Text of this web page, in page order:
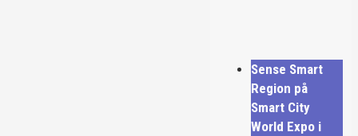
Sense Smart
Region på
Smart City
World Expo i